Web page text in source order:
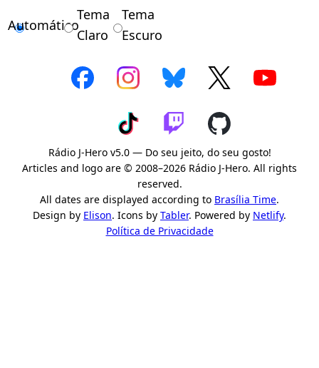
Automático
Tema
Claro
Tema
Escuro
Rádio J-Hero v5.0 — Do seu jeito, do seu gosto!
Articles and logo are © 2008–2026 Rádio J-Hero. All rights
reserved.
All dates are displayed according to Brasília Time.
Design by Elison. Icons by Tabler. Powered by Netlify.
Política de Privacidade